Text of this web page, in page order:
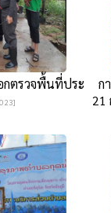
กตรวจพื้นที่ประ
ก
21